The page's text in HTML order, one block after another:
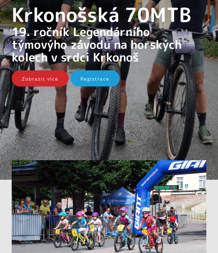
Krkonošská 70MTB
19. ročník Legendárního
týmovýho závodu na horských
kolech v srdci Krkonoš
Zobrazit více Registrace